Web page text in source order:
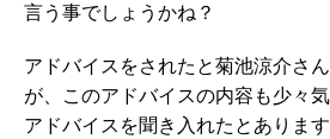
言う事でしょうかね？
アドバイスをされたと菊池涼介さ
が、このアドバイスの内容も少々
アドバイスを聞き入れたとありま